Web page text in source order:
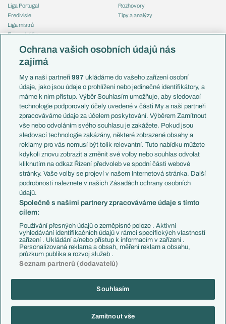
Liga Portugal
Eredivisie
Liga mistrů
Evropská liga
Mistrovství světa
Liga národů
Témata
Představení týmů MS
EuroSkauting
PL v kostce
Evropské koeficienty
Přestupy
Přestupové spekulace
Zranění
Kluby
Arsenal FC
Chelsea FC
Manchester United
AC Milán
Juventus FC
Bayern Mnichov
FC Barcelona
Real Madrid
Rozhovory
Tipy a analýzy
Česko
Francie
Itálie
Německo
Španělsko
Argentina
Brazílie
Přestupy
Zápasy
Livescore
Tipovací soutěž
Copyright © 2001-2026 EuroFotbal.cz. Využíváme zpravodajství ČTK.
Informace o zpracování osobních údajů
Ochrana vašich osobních údajů nás
zajímá
My a naši partneři997 ukládáme do vašeho zařízení osobní
údaje, jako jsou údaje o prohlížení nebo jedinečné identifikátory, a
máme k nim přístup. Výběr Souhlasím umožňuje, aby sledovací
technologie podporovaly účely uvedené v části My a naši partneři
zpracováváme údaje za účelem poskytování. Výběrem Zamítnout
vše nebo odvoláním svého souhlasu je zakážete. Pokud jsou
sledovací technologie zakázány, některé zobrazené obsahy a
reklamy pro vás nemusí být tolik relevantní. Tuto nabídku můžete
kdykoli znovu zobrazit a změnit své volby nebo souhlas odvolat
kliknutím na odkaz Řízení předvoleb ve spodní části webové
stránky. Vaše volby se projeví v našem Internetová stránka. Další
podrobnosti naleznete v našich Zásadách ochrany osobních
údajů.
Společně s našimi partnery zpracováváme údaje s tímto
cílem:
Používání přesných údajů o zeměpisné poloze . Aktivní
vyhledávání identifikačních údajů v rámci specifických vlastností
zařízení . Ukládání a/nebo přístup k informacím v zařízení .
Personalizovaná reklama a obsah, měření reklam a obsahu,
průzkum publika a rozvoj služeb .
Seznam partnerů (dodavatelů)
Souhlasím
Zamítnout vše